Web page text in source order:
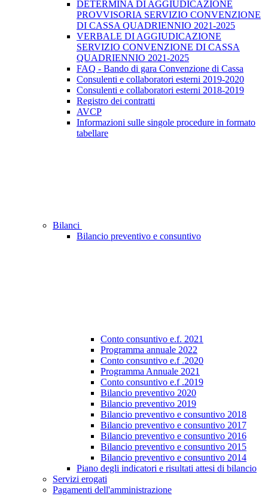
DETERMINA DI AGGIUDICAZIONE
PROVVISORIA SERVIZIO CONVENZIONE
DI CASSA QUADRIENNIO 2021-2025
VERBALE DI AGGIUDICAZIONE
SERVIZIO CONVENZIONE DI CASSA
QUADRIENNIO 2021-2025
FAQ - Bando di gara Convenzione di Cassa
Consulenti e collaboratori esterni 2019-2020
Consulenti e collaboratori esterni 2018-2019
Registro dei contratti
AVCP
Informazioni sulle singole procedure in formato
tabellare
Bilanci
Bilancio preventivo e consuntivo
Conto consuntivo e.f. 2021
Programma annuale 2022
Conto consuntivo e.f .2020
Programma Annuale 2021
Conto consuntivo e.f .2019
Bilancio preventivo 2020
Bilancio preventivo 2019
Bilancio preventivo e consuntivo 2018
Bilancio preventivo e consuntivo 2017
Bilancio preventivo e consuntivo 2016
Bilancio preventivo e consuntivo 2015
Bilancio preventivo e consuntivo 2014
Piano degli indicatori e risultati attesi di bilancio
Servizi erogati
Pagamenti dell'amministrazione